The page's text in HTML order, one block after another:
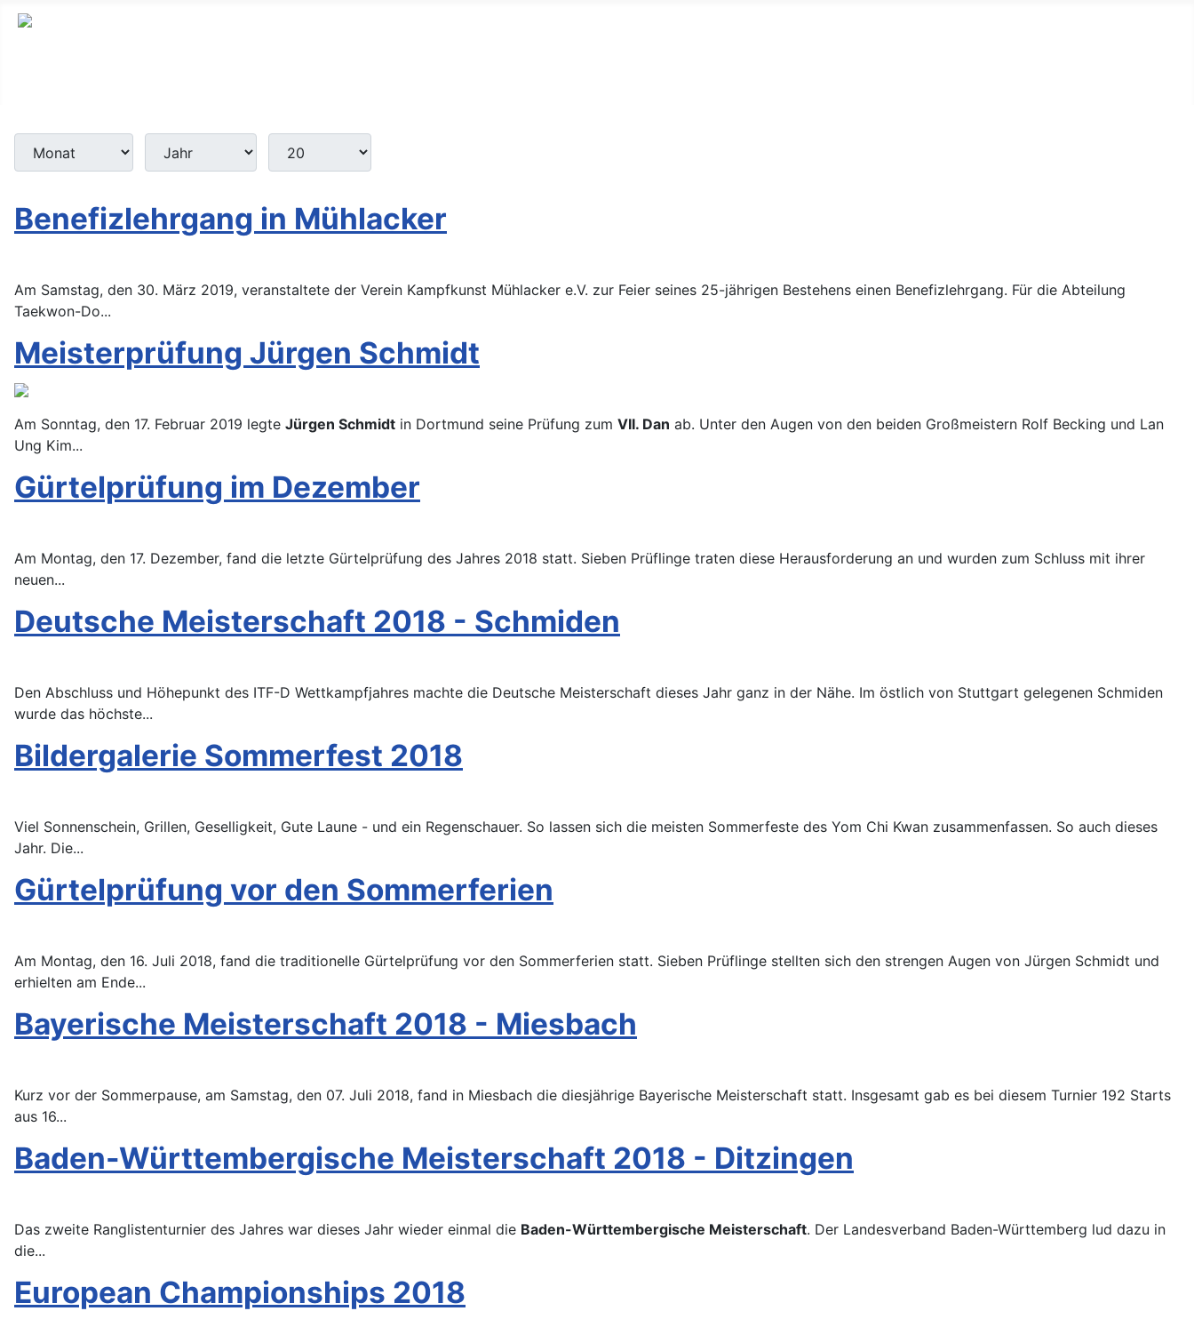
Filter
Monat Jahr Anzeige #
Benefizlehrgang in Mühlacker
Am Samstag, den 30. März 2019, veranstaltete der Verein Kampfkunst Mühlacker e.V. zur Feier seines 25-jährigen Bestehens einen Benefizlehrgang. Für die Abteilung
Taekwon-Do...
Meisterprüfung Jürgen Schmidt
Am Sonntag, den 17. Februar 2019 legte Jürgen Schmidt in Dortmund seine Prüfung zum VII. Dan ab. Unter den Augen von den beiden Großmeistern Rolf Becking und Lan
Ung Kim...
Gürtelprüfung im Dezember
Am Montag, den 17. Dezember, fand die letzte Gürtelprüfung des Jahres 2018 statt. Sieben Prüflinge traten diese Herausforderung an und wurden zum Schluss mit ihrer
neuen...
Deutsche Meisterschaft 2018 - Schmiden
Den Abschluss und Höhepunkt des ITF-D Wettkampfjahres machte die Deutsche Meisterschaft dieses Jahr ganz in der Nähe. Im östlich von Stuttgart gelegenen Schmiden
wurde das höchste...
Bildergalerie Sommerfest 2018
Viel Sonnenschein, Grillen, Geselligkeit, Gute Laune - und ein Regenschauer. So lassen sich die meisten Sommerfeste des Yom Chi Kwan zusammenfassen. So auch dieses
Jahr. Die...
Gürtelprüfung vor den Sommerferien
Am Montag, den 16. Juli 2018, fand die traditionelle Gürtelprüfung vor den Sommerferien statt. Sieben Prüflinge stellten sich den strengen Augen von Jürgen Schmidt und
erhielten am Ende...
Bayerische Meisterschaft 2018 - Miesbach
Kurz vor der Sommerpause, am Samstag, den 07. Juli 2018, fand in Miesbach die diesjährige Bayerische Meisterschaft statt. Insgesamt gab es bei diesem Turnier 192 Starts
aus 16...
Baden-Württembergische Meisterschaft 2018 - Ditzingen
Das zweite Ranglistenturnier des Jahres war dieses Jahr wieder einmal die Baden-Württembergische Meisterschaft. Der Landesverband Baden-Württemberg lud dazu in
die...
European Championships 2018